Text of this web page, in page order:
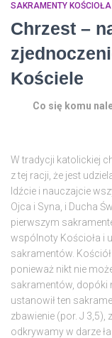
SAKRAMENTY KOŚCIOŁA
Chrzest –
Kościele
Co się komu
W tradycji katolickiej
z tej racji, że jest
Idźcie i nauczajcie
Ojca i Syna, i Ducha
pierwszym
wspólnoty Kościoła i
sakramentów.
ponieważ nikt nie
sakramentów, dopóki
ustanowił ten
zbawienie (por. J 3,5),
odkrywamy w darze